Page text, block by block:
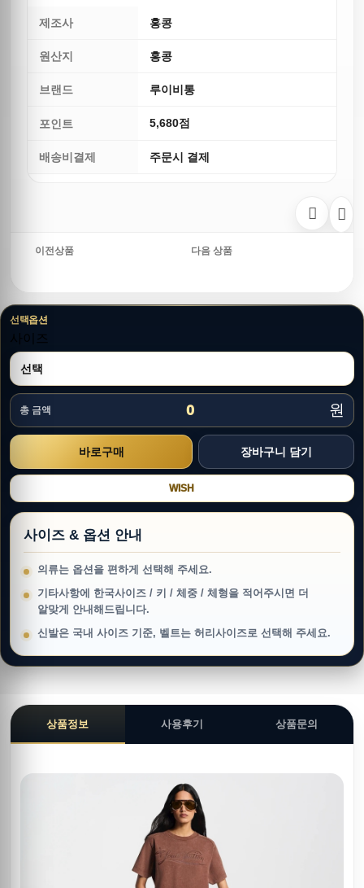
제조사 홍콩
원산지 홍콩
브랜드 루이비통
포인트 5,680점
배송비결제 주문시 결제
이전상품 다음 상품
선택옵션
사이즈
총 금액 0 원
WISH
사이즈 & 옵션 안내
의류는 옵션을 편하게 선택해 주세요.
기타사항에 한국사이즈 / 키 / 체중 / 체형을 적어주시면 더
알맞게 안내해드립니다.
신발은 국내 사이즈 기준, 벨트는 허리사이즈로 선택해 주세요.
상품정보 사용후기 상품문의